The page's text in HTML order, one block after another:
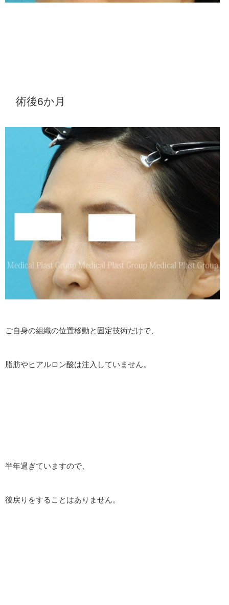
術後6か月
ご自身の組織の位置移動と固定技術だけで、
脂肪やヒアルロン酸は注入していません。
半年過ぎていますので、
後戻りをすることはありません。